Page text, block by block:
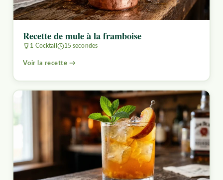
Recette de mule à la framboise
1 Cocktail 15 secondes
Voir la recette →